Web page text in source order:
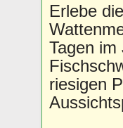
Erlebe
Tagen
riesigen